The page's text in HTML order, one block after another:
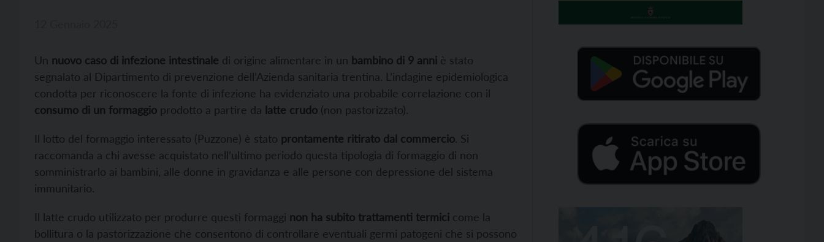
Un nuovo caso di infezione intestinale di origine alimentare in un bambino di 9 anni è stato
segnalato al Dipartimento di prevenzione dell’Azienda sanitaria trentina. L’indagine epidemiologica
condotta per riconoscere la fonte di infezione ha evidenziato una probabile correlazione con il
consumo di un formaggio prodotto a partire da latte crudo (non pastorizzato).
Il lotto del formaggio interessato (Puzzone) è stato prontamente ritirato dal commercio. Si
raccomanda a chi avesse acquistato nell’ultimo periodo questa tipologia di formaggio di non
somministrarlo ai bambini, alle donne in gravidanza e alle persone con depressione del sistema
immunitario.
Il latte crudo utilizzato per produrre questi formaggi non ha subito trattamenti termici come la
bollitura o la pastorizzazione che consentono di controllare eventuali germi patogeni che si possono